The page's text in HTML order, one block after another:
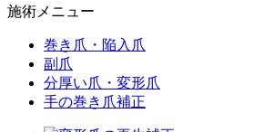
施術メニュー
巻き爪・陥入爪
副爪
分厚い爪・変形爪
手の巻き爪補正